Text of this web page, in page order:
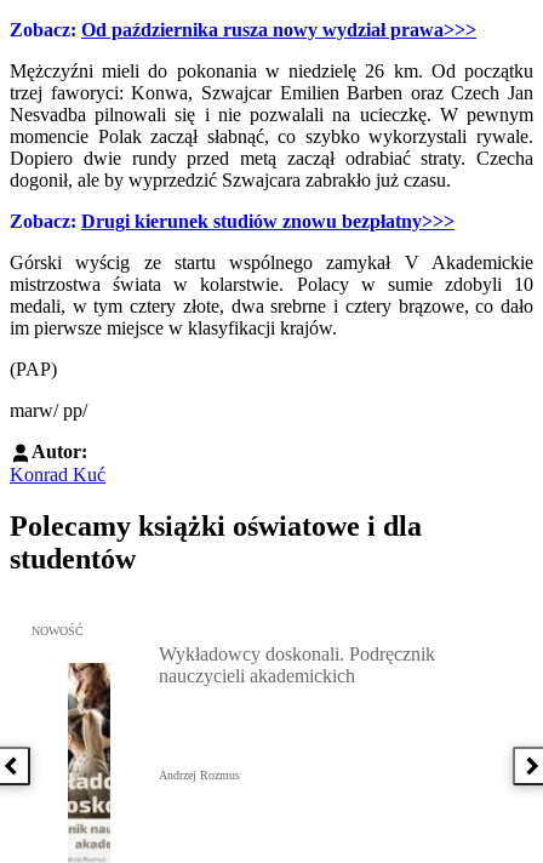
Zobacz: Od października rusza nowy wydział prawa>>>
Mężczyźni mieli do pokonania w niedzielę 26 km. Od początku
trzej faworyci: Konwa, Szwajcar Emilien Barben oraz Czech Jan
Nesvadba pilnowali się i nie pozwalali na ucieczkę. W pewnym
momencie Polak zaczął słabnąć, co szybko wykorzystali rywale.
Dopiero dwie rundy przed metą zaczął odrabiać straty. Czecha
dogonił, ale by wyprzedzić Szwajcara zabrakło już czasu.
Zobacz: Drugi kierunek studiów znowu bezpłatny>>>
Górski wyścig ze startu wspólnego zamykał V Akademickie
mistrzostwa świata w kolarstwie. Polacy w sumie zdobyli 10
medali, w tym cztery złote, dwa srebrne i cztery brązowe, co dało
im pierwsze miejsce w klasyfikacji krajów.
(PAP)
marw/ pp/
Autor:
Konrad Kuć
Polecamy książki oświatowe i dla
studentów
Poprzednia książka
Przejdź do: Wykładowcy doskonali. Podręcznik nauczycieli
NOWOŚĆ
Wykładowcy doskonali. Podręcznik
nauczycieli akademickich
Andrzej Rozmus